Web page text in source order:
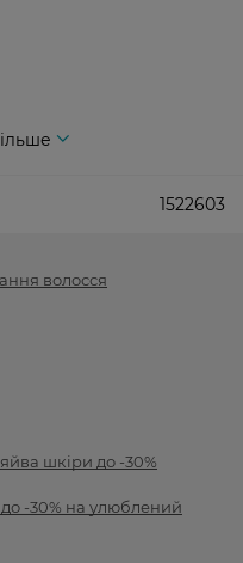
1522603
волосся
шкіри до -30%
до -30% на улюблений